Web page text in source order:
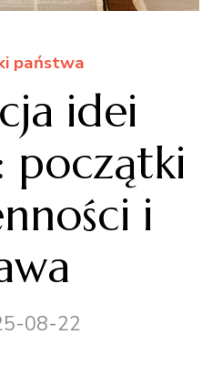
państwa
idei
początki
i
08-22